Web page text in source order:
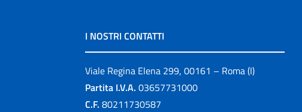
I NOSTRI CONTATTI
Viale Regina Elena 299, 00161 – Roma (I)
Partita I.V.A. 03657731000
C.F. 80211730587